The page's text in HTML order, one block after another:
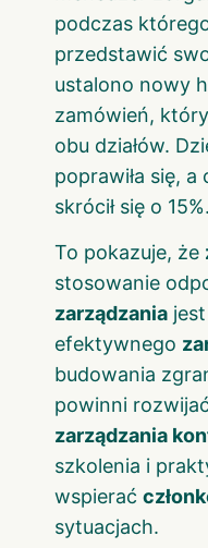
podczas
przedstawić
ustalono nowy
zamówień,
obu działów.
poprawiła się,
skrócił się o 15%.
To pokazuje, że
stosowanie
zarządzania
efektywnego
budowania
powinni
zarządzania
szkolenia i
wspierać
sytuacjach.